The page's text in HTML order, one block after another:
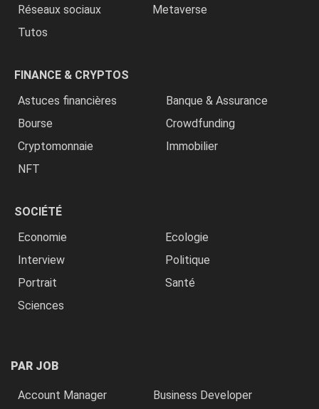
Réseaux sociaux
Metaverse
Tutos
FINANCE & CRYPTOS
Astuces financières
Banque & Assurance
Bourse
Crowdfunding
Cryptomonnaie
Immobilier
NFT
SOCIÉTÉ
Economie
Ecologie
Interview
Politique
Portrait
Santé
Sciences
PAR JOB
Account Manager
Business Developer